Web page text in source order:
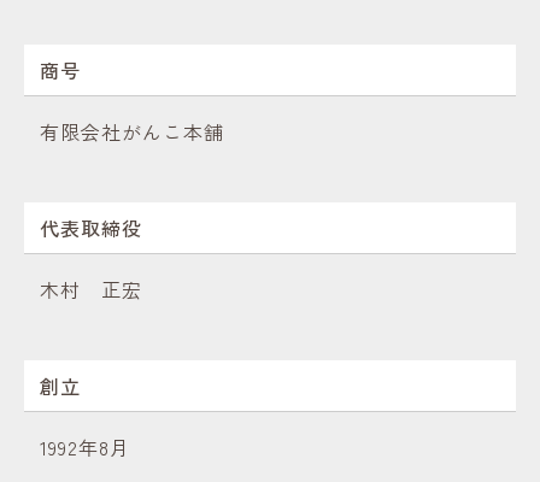
商号
有限会社がんこ本舗
代表取締役
木村 正宏
創立
1992年8月